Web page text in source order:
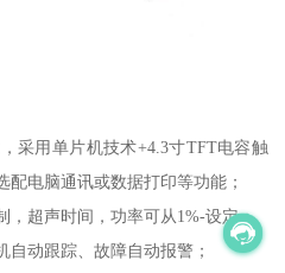
采用单片机技术+4.3寸TFT电容触
电脑通讯或数据打印等功能；
，超声时间，功率可从1%-设定；
动跟踪、故障自动报警；